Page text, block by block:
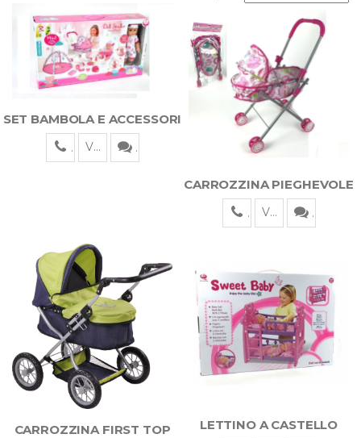
SET BAMBOLA E ACCESSORI
Visualizza
CARROZZINA PIEGHEVOLE
Visualizza
CARROZZINA FIRST TOP LETTINO A CASTELLO